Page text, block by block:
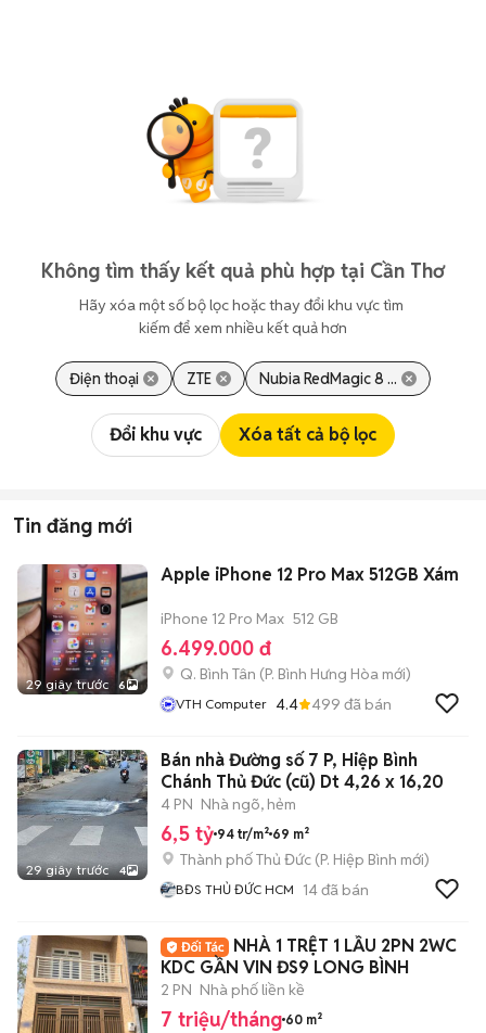
Không tìm thấy kết quả phù hợp tại Cần Thơ
Hãy xóa một số bộ lọc hoặc thay đổi khu vực tìm
kiếm để xem nhiều kết quả hơn
Điện thoại ZTE Nubia RedMagic 8 ...
Đổi khu vực Xóa tất cả bộ lọc
Tin đăng mới
29 giây trước 6
Apple iPhone 12 Pro Max 512GB Xám
iPhone 12 Pro Max 512 GB
6.499.000 đ
Q. Bình Tân (P. Bình Hưng Hòa mới)
VTH Computer 4.4 499 đã bán
29 giây trước 4
Bán nhà Đường số 7 P, Hiệp Bình
Chánh Thủ Đức (cũ) Dt 4,26 x 16,20
4 PN Nhà ngõ, hẻm
6,5 tỷ 94 tr/m² 69 m²
Thành phố Thủ Đức (P. Hiệp Bình mới)
BĐS THỦ ĐỨC HCM 14đã bán
NHÀ 1 TRỆT 1 LẦU 2PN 2WC
KDC GẦN VIN ĐS9 LONG BÌNH
2 PN Nhà phố liền kề
7 triệu/tháng 60 m²